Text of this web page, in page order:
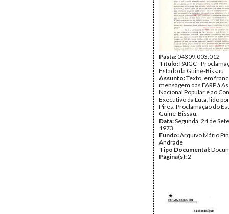
Pasta:04309.003.012
Título:PAIGC -
Estado da Guiné-Bissau
Assunto:Texto, em
mensagem das FARP à
Nacional Popular e ao
Executivo da Luta, lido
Pires. Proclamação do
Guiné-Bissau.
Data:Segunda, 24 de
1973
Fundo:Arquivo Mário
Andrade
Tipo Documental:
Página(s):2